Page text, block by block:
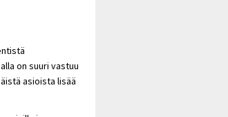
on suuri vastuu
asioista lisää